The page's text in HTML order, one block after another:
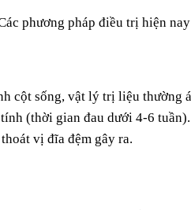
phương pháp điều trị hiện
cột sống, vật lý trị liệu thường
(thời gian đau dưới 4-6 tuần).
vị đĩa đệm gây ra.